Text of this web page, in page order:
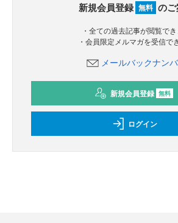
新規会員登録 無料 の
・全ての過去記事が閲覧で
・会員限定メルマガを受信で
メールバックナン
新規会員登録 無料
ログイン